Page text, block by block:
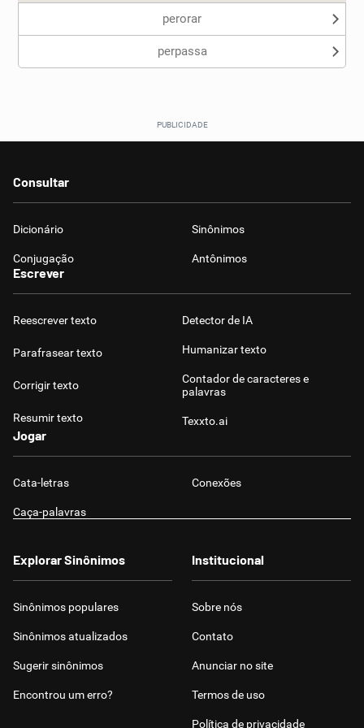
perorar
perpassa
Consultar
Dicionário Sinônimos
Conjugação Antônimos
Escrever
Reescrever texto
Parafrasear texto
Corrigir texto
Resumir texto
Detector de IA
Humanizar texto
Contador de caracteres e
palavras
Texxto.ai
Jogar
Cata-letras Conexões
Caça-palavras
Explorar Sinônimos
Sinônimos populares
Sinônimos atualizados
Sugerir sinônimos
Encontrou um erro?
Institucional
Sobre nós
Contato
Anunciar no site
Termos de uso
Política de privacidade